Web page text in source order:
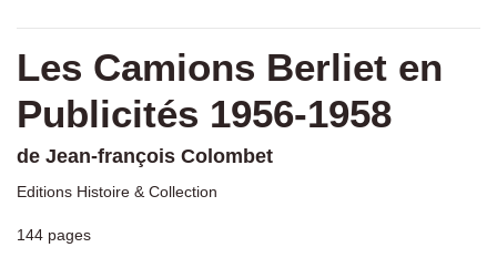
Les Camions Berliet en
Publicités 1956-1958
de Jean-françois Colombet
Editions Histoire & Collection
144 pages